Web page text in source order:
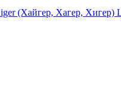
(Хайгер, Хагер, Хигер)